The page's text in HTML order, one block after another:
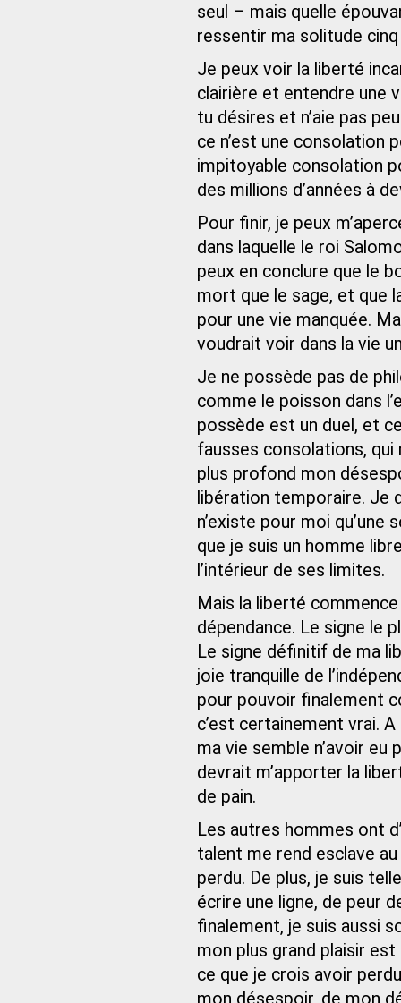
seul – mais quelle
ressentir ma solitude
Je peux voir la liberté
clairière et entendre une
tu désires et n’aie pas
ce n’est une consolation
impitoyable consolation
des millions d’années à
Pour finir, je peux
dans laquelle le roi
peux en conclure que le
mort que le sage, et que
pour une vie manquée.
voudrait voir dans la vie
Je ne possède pas de
comme le poisson dans
possède est un duel, et
fausses consolations,
plus profond mon
libération temporaire. Je
n’existe pour moi
que je suis un homme
l’intérieur de ses limites.
Mais la liberté
dépendance. Le signe le
Le signe définitif de ma
joie tranquille de
pour pouvoir finalement
c’est certainement vrai.
ma vie semble n’avoir
devrait m’apporter la
de pain.
Les autres hommes ont
talent me rend esclave
perdu. De plus, je suis
écrire une ligne, de peur
finalement, je suis aussi
mon plus grand plaisir
ce que je crois avoir